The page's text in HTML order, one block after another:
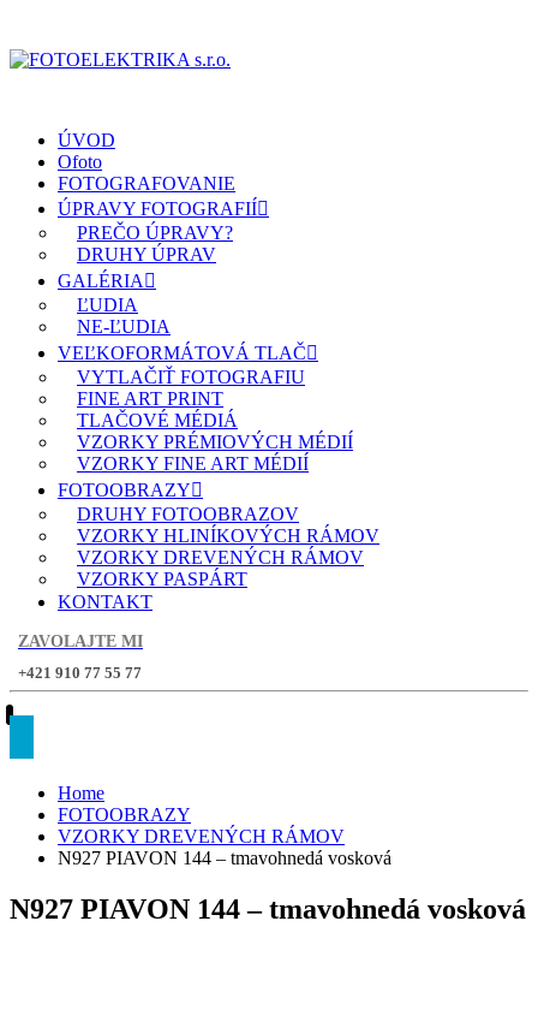
ÚVOD
Ofoto
FOTOGRAFOVANIE
ÚPRAVY FOTOGRAFIÍ
PREČO ÚPRAVY?
DRUHY ÚPRAV
GALÉRIA
ĽUDIA
NE-ĽUDIA
VEĽKOFORMÁTOVÁ TLAČ
VYTLAČIŤ FOTOGRAFIU
FINE ART PRINT
TLAČOVÉ MÉDIÁ
VZORKY PRÉMIOVÝCH MÉDIÍ
VZORKY FINE ART MÉDIÍ
FOTOOBRAZY
DRUHY FOTOOBRAZOV
VZORKY HLINÍKOVÝCH RÁMOV
VZORKY DREVENÝCH RÁMOV
VZORKY PASPÁRT
KONTAKT
ZAVOLAJTE MI
+421 910 77 55 77
Home
FOTOOBRAZY
VZORKY DREVENÝCH RÁMOV
N927 PIAVON 144 – tmavohnedá vosková
N927 PIAVON 144 – tmavohnedá vosková